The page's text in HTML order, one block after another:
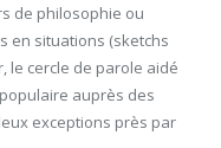
de philosophie ou
en situations (sketchs
le cercle de parole aidé
auprès des
exceptions près par